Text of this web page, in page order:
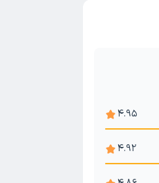
4.95
4.92